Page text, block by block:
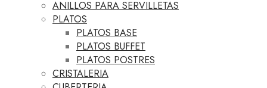
ANILLOS PARA SERVILLETAS
PLATOS
PLATOS BASE
PLATOS BUFFET
PLATOS POSTRES
CRISTALERIA